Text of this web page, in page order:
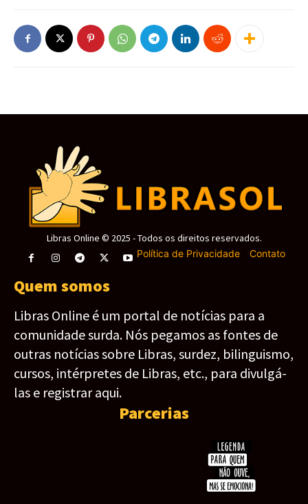
Libras Online © 2025 - Todos os direitos reservados.
Política de Privacidade- Contato
Quem somos
Libras Online é um portal de notícias para a
comunidade surda. Nós pegamos as fontes de
outras notícias sobre Libras, surdez, bilinguismo,
cursos, intérpretes de Libras, etc., para divulgá-
las e registrar aqui.
Parcerias